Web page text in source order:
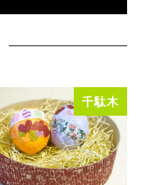
千駄木